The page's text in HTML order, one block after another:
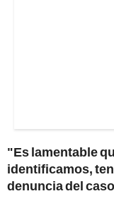
"Es lamentable
identificamos,
denuncia del